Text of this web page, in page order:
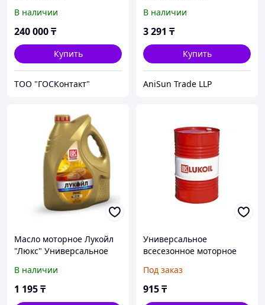
SINTEC SUPER 3000 10w40
API SG/CD, б.200 л.
В наличии
240 000₸
Купить
ТОО "ГОСКонтакт"
всесезонное
полусинтетическое 1л
В наличии
3 291 ₸
Купить
AniSun Trade LLP
Масло моторное Лукойл
"Люкс" Универсальное
полусинтетическое
В наличии
1 195₸
Универсальное
всесезонное моторное
полусинтетической
базовой основе.
Под заказ
915₸